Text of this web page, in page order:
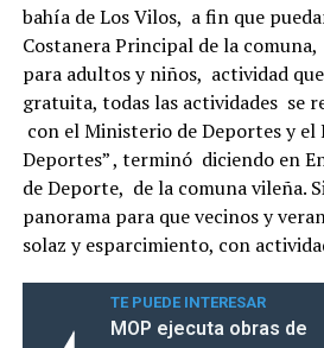
bahía de Los Vilos, a fin que
Costanera Principal de la
para adultos y niños, actividad
gratuita, todas las actividades se
con el Ministerio de Deportes y
Deportes” , terminó diciendo en
de Deporte, de la comuna vileña.
panorama para que vecinos y
solaz y esparcimiento, con
TE PUEDE INTERESAR
MOP ejecuta obras de